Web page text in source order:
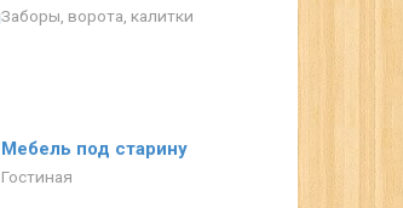
Заборы, ворота, калитки
Мебель под старину
Гостиная